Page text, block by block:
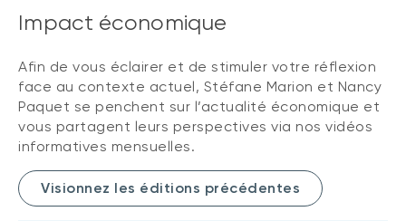
Impact économique
Afin de vous éclairer et de stimuler votre réflexion
face au contexte actuel, Stéfane Marion et Nancy
Paquet se penchent sur l’actualité économique et
vous partagent leurs perspectives via nos vidéos
informatives mensuelles.
Visionnez les éditions précédentes